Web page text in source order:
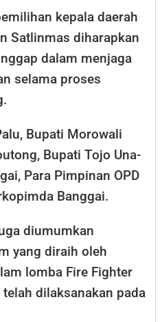
kepala daerah
Satlinmas diharapkan
dalam menjaga
selama proses
Bupati Morowali
Bupati Tojo Una-
Para Pimpinan OPD
Banggai.
diumumkan
yang diraih oleh
lomba Fire Fighter
dilaksanakan pada